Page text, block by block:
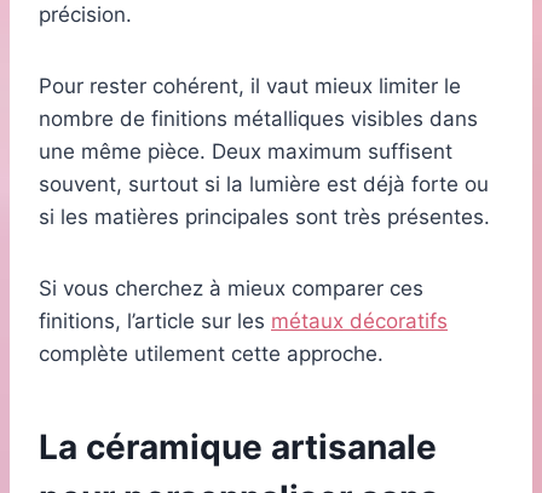
précision.
Pour rester cohérent, il vaut mieux limiter le
nombre de finitions métalliques visibles dans
une même pièce. Deux maximum suffisent
souvent, surtout si la lumière est déjà forte ou
si les matières principales sont très présentes.
Si vous cherchez à mieux comparer ces
finitions, l’article sur les métaux décoratifs
complète utilement cette approche.
La céramique artisanale